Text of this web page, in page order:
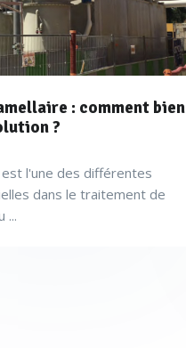
: comment bien
?
l'une des différentes
dans le traitement de
...